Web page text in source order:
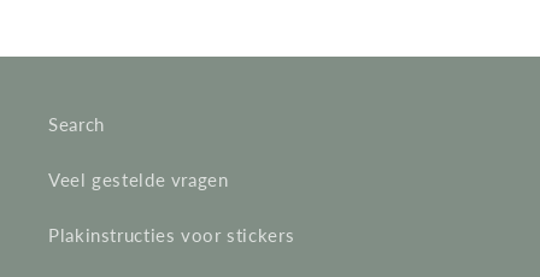
l
Search
Veel gestelde vragen
Plakinstructies voor stickers